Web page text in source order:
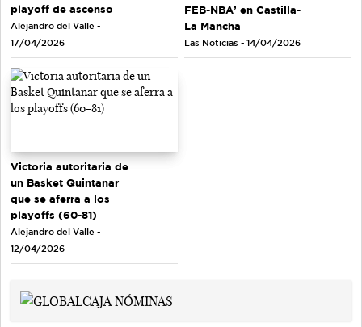
playoff de ascenso
Alejandro del Valle -
17/04/2026
FEB-NBA’ en Castilla-
La Mancha
Las Noticias - 14/04/2026
Victoria autoritaria de
un Basket Quintanar
que se aferra a los
playoffs (60-81)
Alejandro del Valle -
12/04/2026